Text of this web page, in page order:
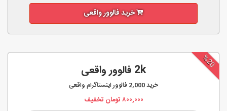
خرید فالوور واقعی
%20
2k فالوور واقعی
خرید2,000 فالوور اینستاگرام واقعی
۸۰۰,۰۰۰تومان تخفیف